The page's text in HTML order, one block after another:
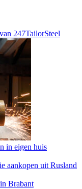
247TailorSteel
in eigen huis
aankopen uit Rusland
Brabant